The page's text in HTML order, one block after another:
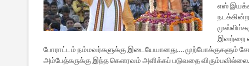
எஸ்
இவற்றை
போராட்டம் நம்மவர்களுக்கு இடையேயானது…. முற்போக்குகளும்
அம்பேத்கருக்கு இந்த கௌரவம் அளிக்கப் படுவதை